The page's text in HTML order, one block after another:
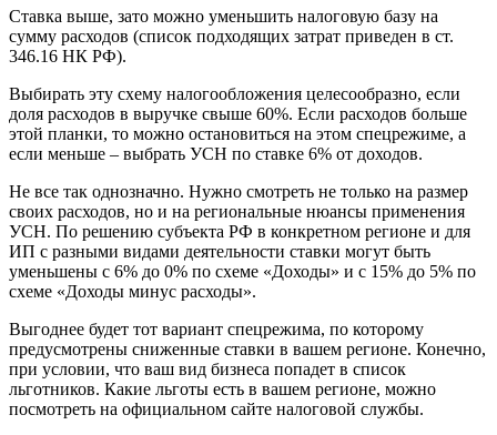
Ставка выше, зато можно уменьшить налоговую базу на
сумму расходов (список подходящих затрат приведен в ст.
346.16 НК РФ).
Выбирать эту схему налогообложения целесообразно, если
доля расходов в выручке свыше 60%. Если расходов больше
этой планки, то можно остановиться на этом спецрежиме, а
если меньше – выбрать УСН по ставке 6% от доходов.
Не все так однозначно. Нужно смотреть не только на размер
своих расходов, но и на региональные нюансы применения
УСН. По решению субъекта РФ в конкретном регионе и для
ИП с разными видами деятельности ставки могут быть
уменьшены с 6% до 0% по схеме «Доходы» и с 15% до 5% по
схеме «Доходы минус расходы».
Выгоднее будет тот вариант спецрежима, по которому
предусмотрены сниженные ставки в вашем регионе. Конечно,
при условии, что ваш вид бизнеса попадет в список
льготников. Какие льготы есть в вашем регионе, можно
посмотреть на официальном сайте налоговой службы.